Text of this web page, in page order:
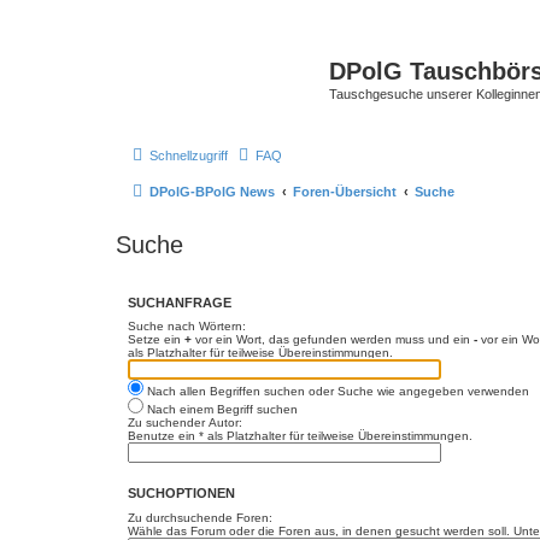
DPolG
Tauschgesuche unserer
Schnellzugriff FAQ
DPolG-BPolG News Foren-Übersicht Suche
Suche
SUCHANFRAGE
Suche nach Wörtern:
Setze ein + vor ein Wort, das gefunden werden muss und ein - vor ein
als Platzhalter für teilweise Übereinstimmungen.
Nach allen Begriffen suchen oder Suche wie angegeben verwenden
Nach einem Begriff suchen
Zu suchender Autor:
Benutze ein * als Platzhalter für teilweise Übereinstimmungen.
SUCHOPTIONEN
Zu durchsuchende Foren:
Wähle das Forum oder die Foren aus, in denen gesucht werden soll.